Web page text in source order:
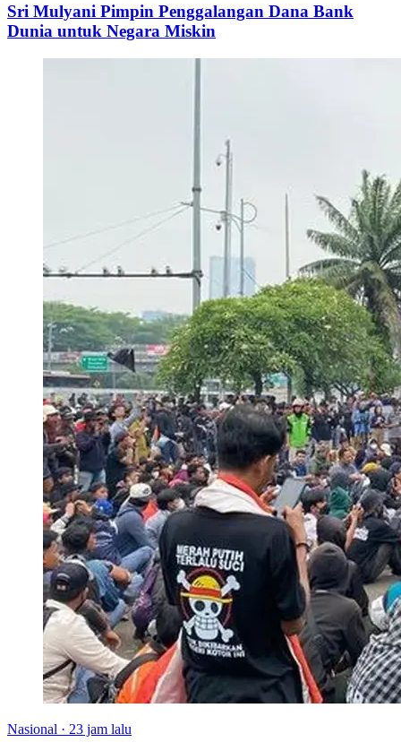
Sri Mulyani Pimpin Penggalangan Dana Bank
Dunia untuk Negara Miskin
Nasional · 23 jam lalu